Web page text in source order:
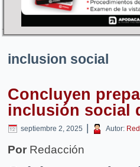
inclusion social
Concluyen
inclusión social
septiembre 2, 2025 | Autor:
Por Redacción